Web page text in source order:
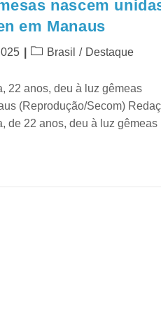
nascem
em Manaus
Brasil / Destaque
22 anos, deu à luz gêmeas
(Reprodução/Secom)
de 22 anos, deu à luz gêmeas